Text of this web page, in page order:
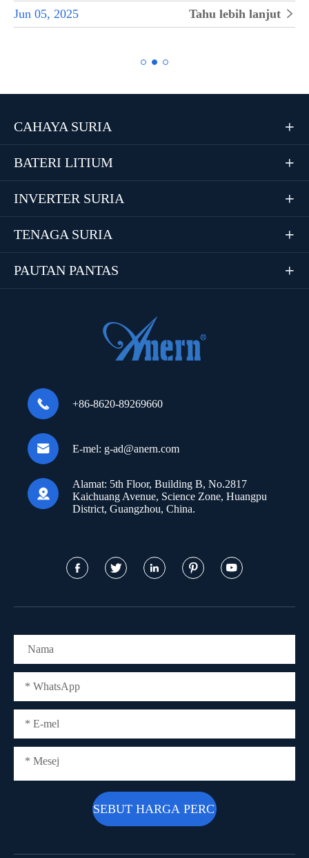
Jun 05, 2025 Tahu lebih lanjut 
CAHAYA SURIA 
BATERI LITIUM 
INVERTER SURIA 
TENAGA SURIA 
PAUTAN PANTAS 
 +86-8620-89269660
 E-mel: g-ad@anern.com

Alamat: 5th Floor, Building B, No.2817
Kaichuang Avenue, Science Zone, Huangpu
District, Guangzhou, China.
    